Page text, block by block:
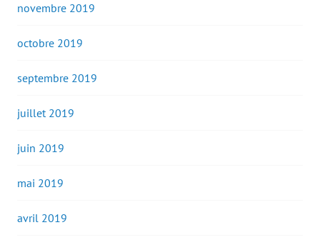
novembre 2019
octobre 2019
septembre 2019
juillet 2019
juin 2019
mai 2019
avril 2019